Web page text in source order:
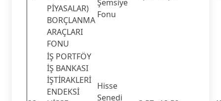
PİYASALAR)
BORÇLANMA
ARAÇLARI
FONU
Şemsiye
Fonu
İŞ PORTFÖY
İŞ BANKASI
İŞTİRAKLERİ
ENDEKSİ
Hisse
Senedi